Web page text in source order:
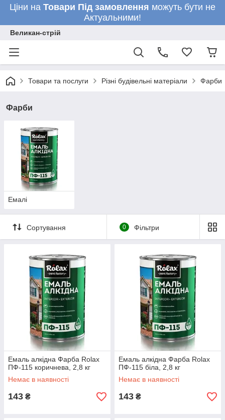
Ціни на Товари Під замовлення можуть бути не
Актуальними!
Великан-стрій
Товари та послуги Різні будівельні матеріали Фарби
Фарби
Емалі
Сортування 0 Фільтри
Емаль алкідна Фарба Rolax
ПФ-115 коричнева, 2,8 кг
Немає в наявності
143 ₴
Емаль алкідна Фарба Rolax
ПФ-115 біла, 2,8 кг
Немає в наявності
143 ₴